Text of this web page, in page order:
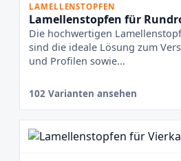
LAMELLENSTOPFEN
Lamellenstopfen für
Die hochwertigen
sind die ideale Lösung zum
und Profilen sowie...
102 Varianten ansehen